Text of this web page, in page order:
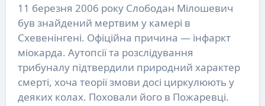
11 березня 2006 року Слободан Мілошевич
був знайдений мертвим у камері в
Схевенінгені. Офіційна причина — інфаркт
міокарда. Аутопсії та розслідування
трибуналу підтвердили природний характер
смерті, хоча теорії змови досі циркулюють у
деяких колах. Поховали його в Пожаревці.